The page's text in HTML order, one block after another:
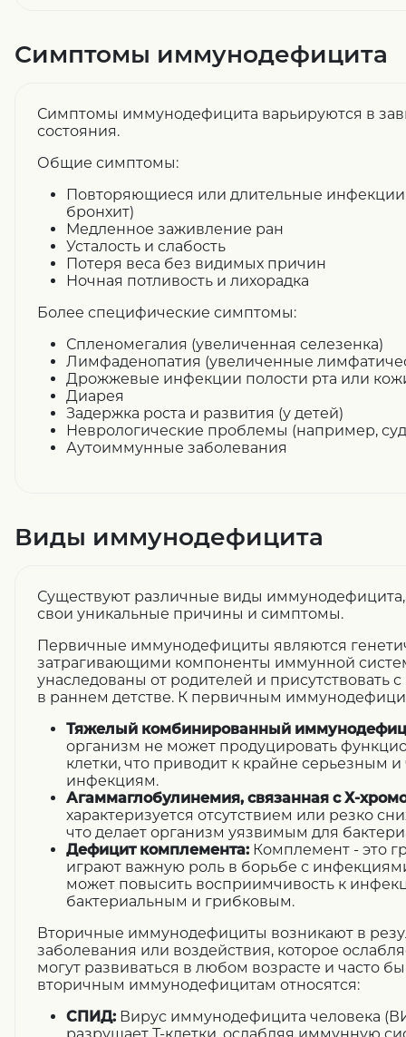
Симптомы иммунодефицита
Симптомы иммунодефицита варьируются в
состояния.
Общие симптомы:
Повторяющиеся или длительные
бронхит)
Медленное заживление ран
Усталость и слабость
Потеря веса без видимых причин
Ночная потливость и лихорадка
Более специфические симптомы:
Спленомегалия (увеличенная селезенка)
Лимфаденопатия (увеличенные
Дрожжевые инфекции полости рта или
Диарея
Задержка роста и развития (у детей)
Неврологические проблемы (например,
Аутоиммунные заболевания
Виды иммунодефицита
Существуют различные виды
свои уникальные причины и симптомы.
Первичные иммунодефициты являются
затрагивающими компоненты иммунной
унаследованы от родителей и присутствовать
в раннем детстве. К первичным
Тяжелый комбинированный
организм не может продуцировать
клетки, что приводит к крайне серьезным
инфекциям.
Агаммаглобулинемия, связанная с Х-
характеризуется отсутствием или резко
что делает организм уязвимым для
Дефицит комплемента: Комплемент - это
играют важную роль в борьбе с
может повысить восприимчивость к
бактериальным и грибковым.
Вторичные иммунодефициты возникают в
заболевания или воздействия, которое
могут развиваться в любом возрасте и часто
вторичным иммунодефицитам относятся:
СПИД: Вирус иммунодефицита человека